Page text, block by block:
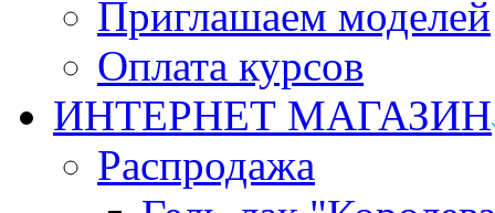
Приглашаем моделей
Оплата курсов
ИНТЕРНЕТ МАГАЗИН
Распродажа